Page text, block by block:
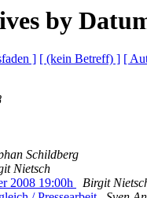
by
] [ (kein Betreff) ] [
Schildberg
Nietsch
2008 19:00h
Birgit